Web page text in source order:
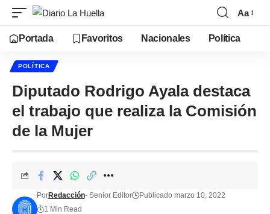
Aa
Portada Favoritos Nacionales Política
POLÍTICA
Diputado Rodrigo Ayala destaca
el trabajo que realiza la Comisión
de la Mujer
PorRedacción- Senior Editor
Publicado marzo 10, 2022
1 Min Read